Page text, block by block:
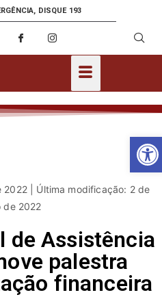
DISQUE 193
2022 | Última modificação: 2 de
de 2022
de Assistência
palestra
financeira